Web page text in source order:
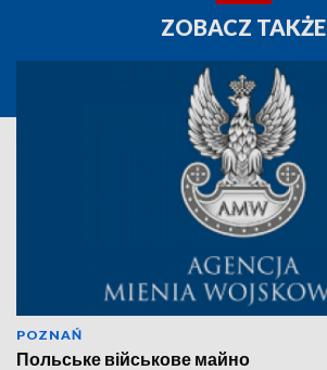
ZOBACZ TAKŻE
POZNAŃ
Польське військове майно